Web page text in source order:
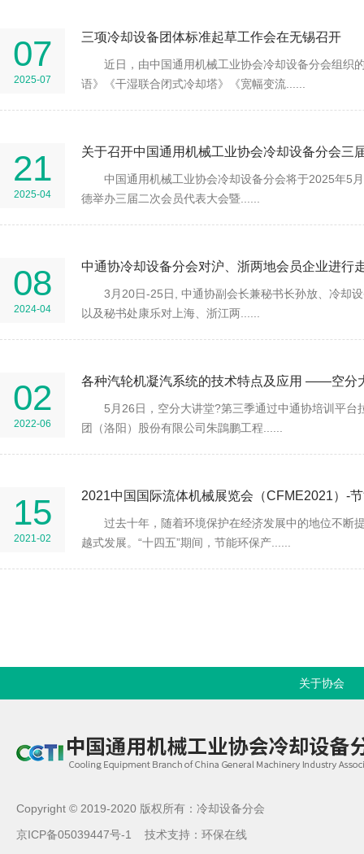
07
2025-07
三项冷却设备团体标准起草工作会在无锡召开
近日，由中国通用机械工业协会冷却设备分会组织
语》《干湿联合闭式冷却塔》《宽幅变流......
21
2025-04
中国通用机械工业协会冷却设备分会将于2025年5
德举办三届二次会员代表大会暨......
08
2024-04
中通协冷却设备分会对沪、浙两地会员企业进行
3月20日-25日, 中通协副会长兼秘书长孙放、冷却
以及秘书处康乐对上海、浙江两......
02
2022-06
5月26日，空分大讲堂?第三季通过中通协培训平台
团（洛阳）股份有限公司朱鵾鹏工程......
15
2021-02
过去十年，随着环境保护在经济发展中的地位不断
越式发展。“十四五”期间，节能环保产......
关于协会
Copyright © 2019-2020 版权所有：冷却设备分会
京ICP备05039447号-1
技术支持： 环保在线